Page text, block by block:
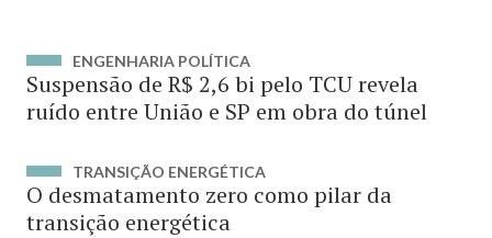
ENGENHARIA POLÍTICA
Suspensão de R$ 2,6 bi pelo TCU revela
ruído entre União e SP em obra do túnel
TRANSIÇÃO ENERGÉTICA
O desmatamento zero como pilar da
transição energética